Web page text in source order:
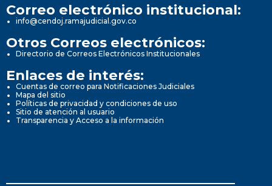
Correo electrónico institucional:
info@cendoj.ramajudicial.gov.co
Otros Correos electrónicos:
Directorio de Correos Electrónicos Institucionales
Enlaces de interés:
Cuentas de correo para Notificaciones Judiciales
Mapa del sitio
Políticas de privacidad y condiciones de uso
Sitio de atención al usuario
Transparencia y Acceso a la información